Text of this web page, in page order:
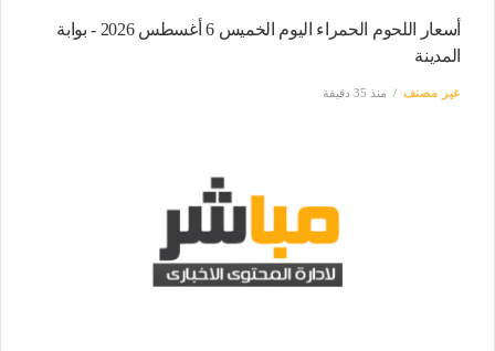
أسعار اللحوم الحمراء اليوم الخميس 6 أغسطس 2026 - بوابة
المدينة
غير مصنف منذ 35 دقيقة